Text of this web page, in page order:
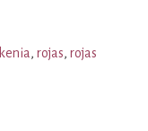
kenia, rojas, rojas